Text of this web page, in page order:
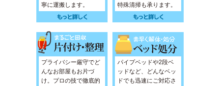
寧に運搬します。
特殊清掃も承ります。
プライバシー厳守でど
んなお部屋もお片づ
け。プロの技で徹底的
パイプベッドや2段ベ
ッドなど、どんなベッ
ドでも迅速にご対応さ